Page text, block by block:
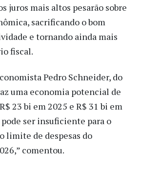
juros mais altos pesarão sobre
sacrificando o bom
e tornando ainda mais
fiscal.
Pedro Schneider, do
uma economia potencial de
23 bi em 2025 e R$ 31 bi em
pode ser insuficiente para o
limite de despesas do
comentou.